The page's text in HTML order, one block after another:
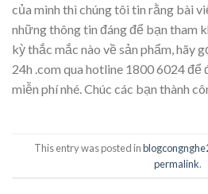
của mình thì chúng tôi tin rằng bài
những thông tin đáng để bạn tham
kỳ thắc mắc nào về sản phẩm, hãy
24h .com qua hotline 1800 6024
miễn phí nhé. Chúc các bạn thành
This entry was posted in
permalink.